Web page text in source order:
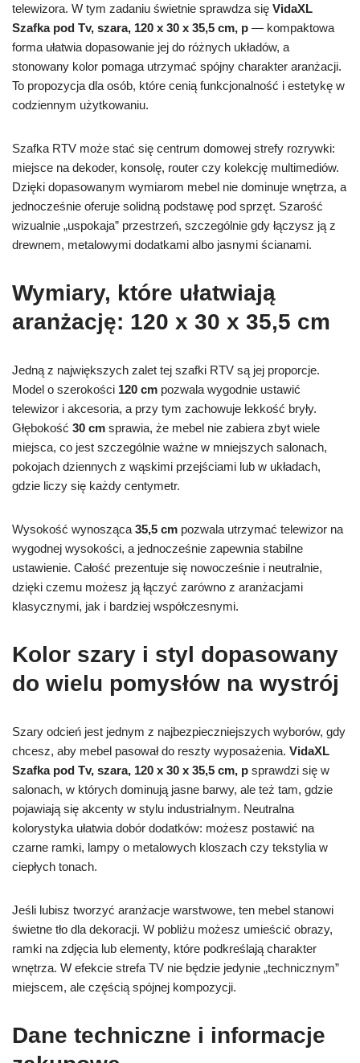
telewizora. W tym zadaniu świetnie sprawdza się VidaXL
Szafka pod Tv, szara, 120 x 30 x 35,5 cm, p — kompaktowa
forma ułatwia dopasowanie jej do różnych układów, a
stonowany kolor pomaga utrzymać spójny charakter aranżacji.
To propozycja dla osób, które cenią funkcjonalność i estetykę w
codziennym użytkowaniu.
Szafka RTV może stać się centrum domowej strefy rozrywki:
miejsce na dekoder, konsolę, router czy kolekcję multimediów.
Dzięki dopasowanym wymiarom mebel nie dominuje wnętrza, a
jednocześnie oferuje solidną podstawę pod sprzęt. Szarość
wizualnie „uspokaja” przestrzeń, szczególnie gdy łączysz ją z
drewnem, metalowymi dodatkami albo jasnymi ścianami.
Wymiary, które ułatwiają
aranżację: 120 x 30 x 35,5 cm
Jedną z największych zalet tej szafki RTV są jej proporcje.
Model o szerokości 120 cm pozwala wygodnie ustawić
telewizor i akcesoria, a przy tym zachowuje lekkość bryły.
Głębokość 30 cm sprawia, że mebel nie zabiera zbyt wiele
miejsca, co jest szczególnie ważne w mniejszych salonach,
pokojach dziennych z wąskimi przejściami lub w układach,
gdzie liczy się każdy centymetr.
Wysokość wynosząca 35,5 cm pozwala utrzymać telewizor na
wygodnej wysokości, a jednocześnie zapewnia stabilne
ustawienie. Całość prezentuje się nowocześnie i neutralnie,
dzięki czemu możesz ją łączyć zarówno z aranżacjami
klasycznymi, jak i bardziej współczesnymi.
Kolor szary i styl dopasowany
do wielu pomysłów na wystrój
Szary odcień jest jednym z najbezpieczniejszych wyborów, gdy
chcesz, aby mebel pasował do reszty wyposażenia. VidaXL
Szafka pod Tv, szara, 120 x 30 x 35,5 cm, p sprawdzi się w
salonach, w których dominują jasne barwy, ale też tam, gdzie
pojawiają się akcenty w stylu industrialnym. Neutralna
kolorystyka ułatwia dobór dodatków: możesz postawić na
czarne ramki, lampy o metalowych kloszach czy tekstylia w
ciepłych tonach.
Jeśli lubisz tworzyć aranżacje warstwowe, ten mebel stanowi
świetne tło dla dekoracji. W pobliżu możesz umieścić obrazy,
ramki na zdjęcia lub elementy, które podkreślają charakter
wnętrza. W efekcie strefa TV nie będzie jedynie „technicznym”
miejscem, ale częścią spójnej kompozycji.
Dane techniczne i informacje